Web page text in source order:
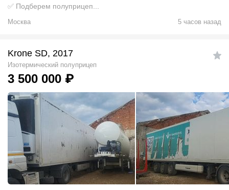
✅ Подберем полуприцеп...
Москва 5 часов назад
Krone SD, 2017
Изотермический полуприцеп
3 500 000 ₽